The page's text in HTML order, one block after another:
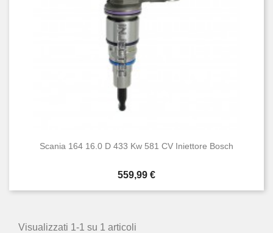
Scania 164 16.0 D 433 Kw 581 CV Iniettore Bosch
Prezzo
559,99 €
Visualizzati 1-1 su 1 articoli